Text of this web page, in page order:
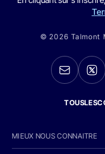
© 2026 Talmont
MIEUX NOUS CONNAITRE